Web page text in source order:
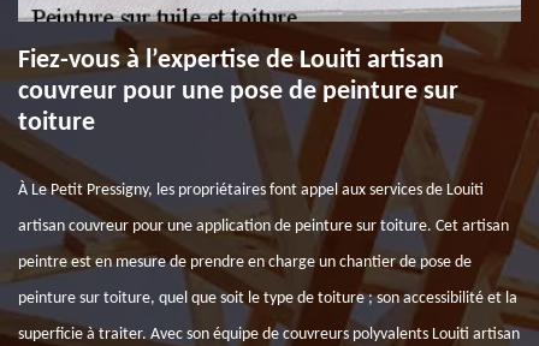
Fiez-vous à l’expertise de Louiti artisan
couvreur pour une pose de peinture sur
toiture
À Le Petit Pressigny, les propriétaires font appel aux services de Louiti
artisan couvreur pour une application de peinture sur toiture. Cet artisan
peintre est en mesure de prendre en charge un chantier de pose de
peinture sur toiture, quel que soit le type de toiture ; son accessibilité et la
superficie à traiter. Avec son équipe de couvreurs polyvalents Louiti artisan